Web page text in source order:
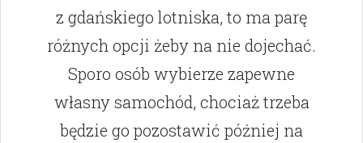
z gdańskiego lotniska, to ma parę
różnych opcji żeby na nie dojechać.
Sporo osób wybierze zapewne
własny samochód, chociaż trzeba
będzie go pozostawić później na